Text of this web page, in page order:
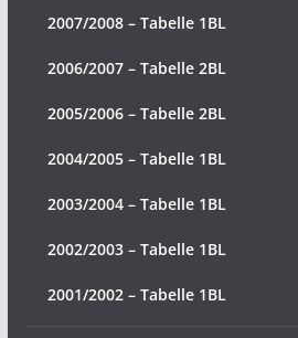
2007/2008 – Tabelle 1BL
2006/2007 – Tabelle 2BL
2005/2006 – Tabelle 2BL
2004/2005 – Tabelle 1BL
2003/2004 – Tabelle 1BL
2002/2003 – Tabelle 1BL
2001/2002 – Tabelle 1BL